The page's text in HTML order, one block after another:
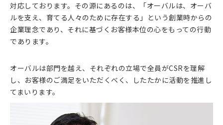
対応しております。その源にあるのは、「オーバルは、オーバ
ルを支え、育てる人々のために存在する」という創業時からの
企業理念であり、それに基づくお客様本位の心をもっての行動
であります。
オーバルは部門を越え、それぞれの立場で全員がCSRを理解
し、お客様のご満足をいただくべく、したたかに活動を推進し
てまいります。